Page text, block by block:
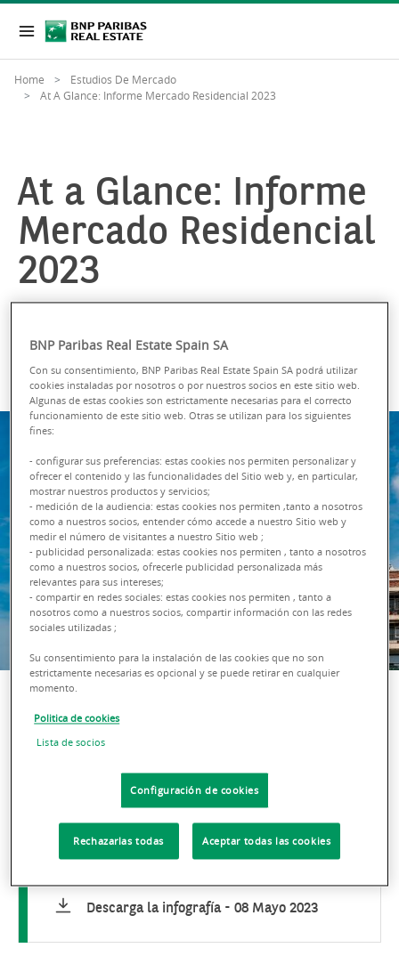
Home
Estudios De Mercado
At A Glance: Informe Mercado Residencial 2023
At a Glance: Informe
Mercado Residencial
2023
04 Mayo 2023 6min
residencial
-
Descarga la infografía- 08 Mayo 2023
BNP Paribas Real Estate Spain SA
Con su consentimiento, BNP Paribas Real Estate Spain SA podrá utilizar
cookies instaladas por nosotros o por nuestros socios en este sitio web.
Algunas de estas cookies son estrictamente necesarias para el correcto
funcionamiento de este sitio web. Otras se utilizan para los siguientes
fines:
- configurar sus preferencias: estas cookies nos permiten personalizar y
ofrecer el contenido y las funcionalidades del Sitio web y, en particular,
mostrar nuestros productos y servicios;
- medición de la audiencia: estas cookies nos permiten ,tanto a nosotros
como a nuestros socios, entender cómo accede a nuestro Sitio web y
medir el número de visitantes a nuestro Sitio web ;
- publicidad personalizada: estas cookies nos permiten , tanto a nosotros
como a nuestros socios, ofrecerle publicidad personalizada más
relevantes para sus intereses;
- compartir en redes sociales: estas cookies nos permiten , tanto a
nosotros como a nuestros socios, compartir información con las redes
sociales utilizadas ;
Su consentimiento para la instalación de las cookies que no son
estrictamente necesarias es opcional y se puede retirar en cualquier
momento.
Politica de cookies
Lista de socios
Configuración de cookies
Rechazarlas todas Aceptar todas las cookies